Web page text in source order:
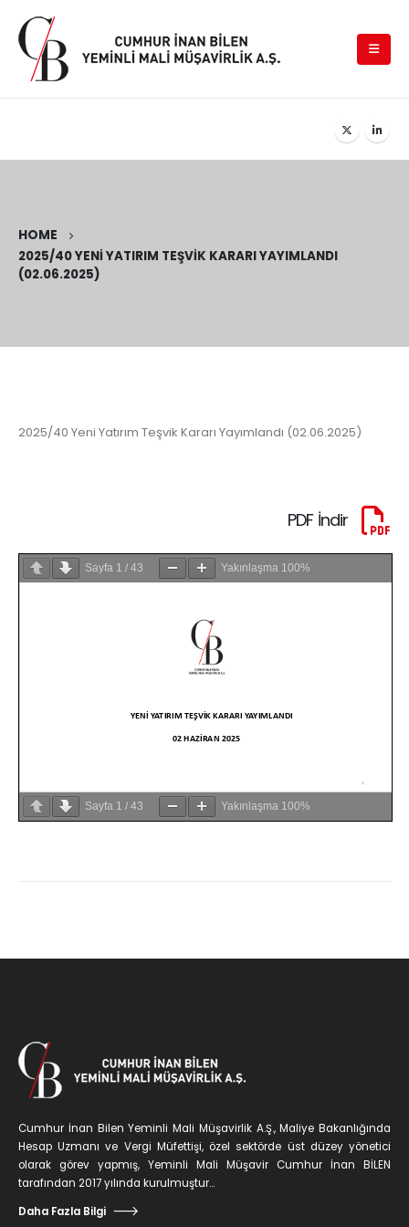
HOME
2025/40 YENI YATIRIM TEŞVIK KARARI YAYIMLANDI
(02.06.2025)
2025/40 Yeni Yatırım Teşvik Kararı Yayımlandı (02.06.2025)
PDF İndir
Sayfa 1 / 43 Yakınlaşma 100%
Sayfa 1 / 43 Yakınlaşma 100%
Cumhur İnan Bilen Yeminli Mali Müşavirlik A.Ş., Maliye Bakanlığında
Hesap Uzmanı ve Vergi Müfettişi, özel sektörde üst düzey yönetici
olarak görev yapmış, Yeminli Mali Müşavir Cumhur İnan BİLEN
tarafından 2017 yılında kurulmuştur...
Daha Fazla Bilgi